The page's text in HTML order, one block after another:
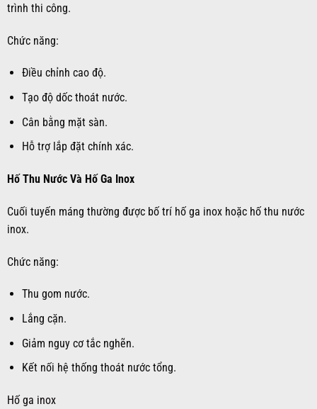
trình thi công.
Chức năng:
Điều chỉnh cao độ.
Tạo độ dốc thoát nước.
Cân bằng mặt sàn.
Hỗ trợ lắp đặt chính xác.
Hố Thu Nước Và Hố Ga Inox
Cuối tuyến máng thường được bố trí hố ga inox hoặc hố thu nước
inox.
Chức năng:
Thu gom nước.
Lắng cặn.
Giảm nguy cơ tắc nghẽn.
Kết nối hệ thống thoát nước tổng.
Hố ga inox